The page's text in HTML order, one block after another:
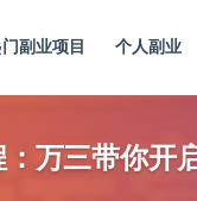
副业项目 个人副业
万三带你开